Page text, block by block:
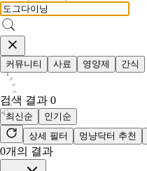
커뮤니티 사료 영양제 간식
검색 결과 0
최신순
인기순
상세 필터
멍냥닥터 추천
0개의 결과